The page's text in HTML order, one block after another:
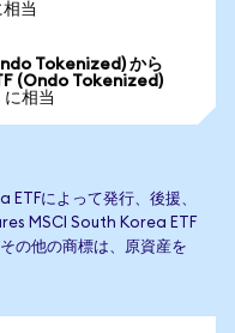
相当
Tokenized) から
(Ondo Tokenized)
相当
によって発行、後援、
MSCI South Korea ETF
の他の商標は、原資産を